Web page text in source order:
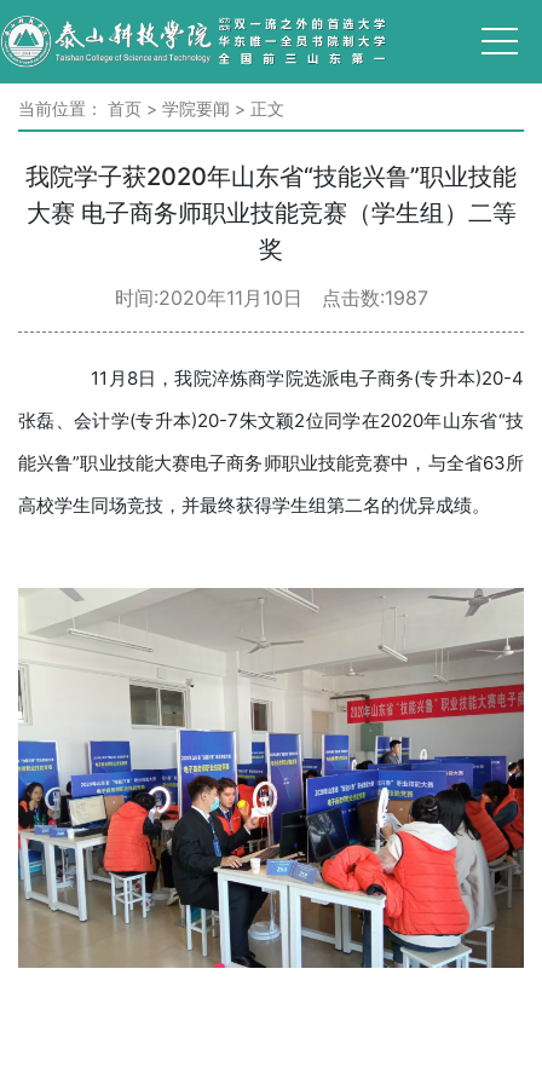
当前位置： 首页 > 学院要闻 > 正文
我院学子获2020年山东省“技能兴鲁”职业技能
大赛 电子商务师职业技能竞赛（学生组）二等
奖
时间:2020年11月10日 点击数:1987
11月8日，我院淬炼商学院选派电子商务(专升本)20-4
张磊、会计学(专升本)20-7朱文颖2位同学在2020年山东省“技
能兴鲁”职业技能大赛电子商务师职业技能竞赛中，与全省63所
高校学生同场竞技，并最终获得学生组第二名的优异成绩。